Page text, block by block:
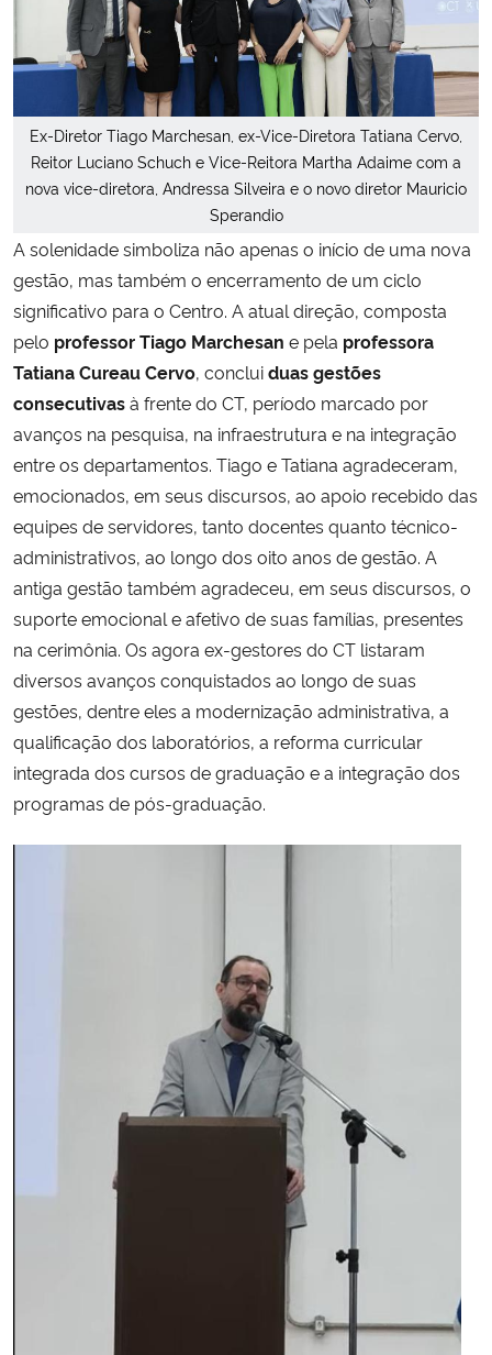
Ex-Diretor Tiago Marchesan, ex-Vice-Diretora Tatiana Cervo,
Reitor Luciano Schuch e Vice-Reitora Martha Adaime com a
nova vice-diretora, Andressa Silveira e o novo diretor Mauricio
Sperandio
A solenidade simboliza não apenas o início de uma nova
gestão, mas também o encerramento de um ciclo
significativo para o Centro. A atual direção, composta
pelo professor Tiago Marchesan e pela professora
Tatiana Cureau Cervo, concluiduas gestões
consecutivasà frente do CT, período marcado por
avanços na pesquisa, na infraestrutura e na integração
entre os departamentos. Tiago e Tatiana agradeceram,
emocionados, em seus discursos, ao apoio recebido das
equipes de servidores, tanto docentes quanto técnico-
administrativos, ao longo dos oito anos de gestão. A
antiga gestão também agradeceu, em seus discursos, o
suporte emocional e afetivo de suas famílias, presentes
na cerimônia. Os agora ex-gestores do CT listaram
diversos avanços conquistados ao longo de suas
gestões, dentre eles a modernização administrativa, a
qualificação dos laboratórios, a reforma curricular
integrada dos cursos de graduação e a integração dos
programas de pós-graduação.